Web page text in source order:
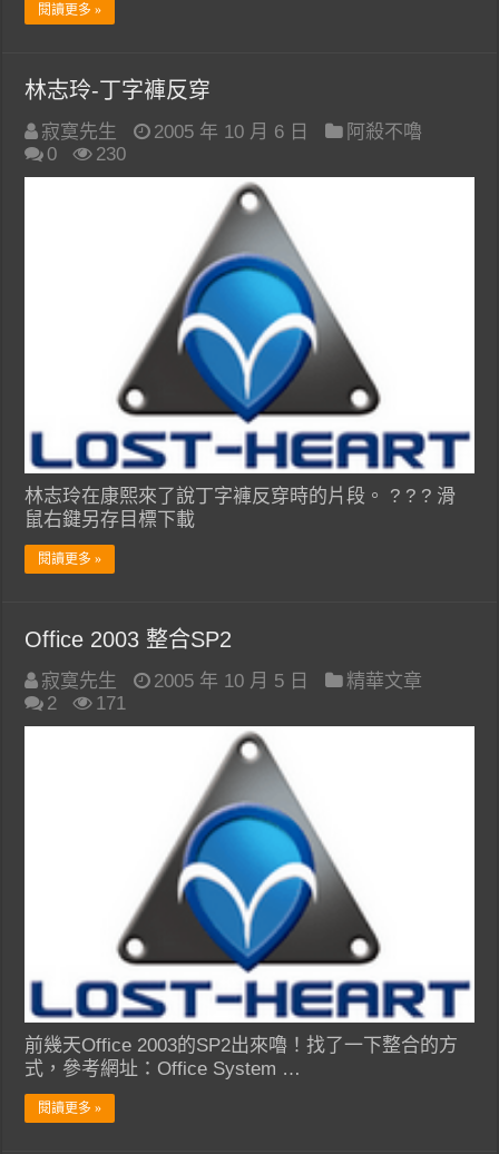
閱讀更多 »
林志玲-丁字褲反穿
寂寞先生 2005 年 10 月 6 日
阿殺不嚕
0
230
林志玲在康熙來了說丁字褲反穿時的片段。 ? ? ? 滑
鼠右鍵另存目標下載
閱讀更多 »
Office 2003 整合SP2
寂寞先生 2005 年 10 月 5 日
精華文章
2
171
前幾天Office 2003的SP2出來嚕！找了一下整合的方
式，參考網址：Office System …
閱讀更多 »